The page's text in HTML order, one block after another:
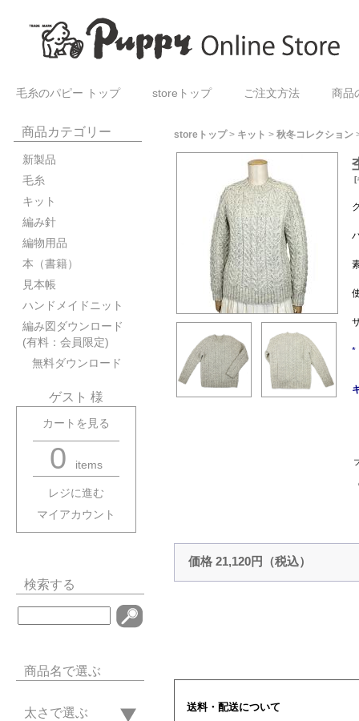
毛糸のパピー トップ storeトップ ご注文方法 商品
商品カテゴリー
新製品
毛糸
キット
編み針
編物用品
本（書籍）
見本帳
ハンドメイドニット
編み図ダウンロード
(有料：会員限定)
無料ダウンロード
ゲスト 様
カートを見る
0 items
レジに進む
マイアカウント
検索する
商品名で選ぶ
太さで選ぶ
storeトップ> キット > 秋冬コレクション
[
*
価格 21,120円（税込）
送料・配送について